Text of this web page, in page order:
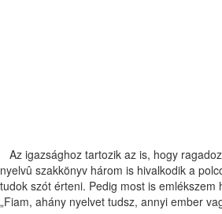
Az igazsághoz tartozik az is, hogy
nyelvû szakkönyv három is hivalkodik a
tudok szót érteni. Pedig most is emlékszem
„Fiam, ahány nyelvet tudsz, annyi ember